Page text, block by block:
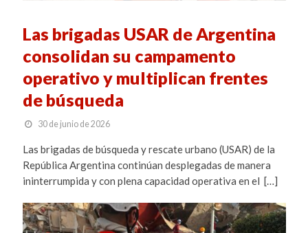
Las brigadas USAR de Argentina
consolidan su campamento
operativo y multiplican frentes
de búsqueda
30 de junio de 2026
Las brigadas de búsqueda y rescate urbano (USAR) de la
República Argentina continúan desplegadas de manera
ininterrumpida y con plena capacidad operativa en el […]